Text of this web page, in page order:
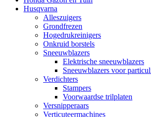
Husqvarna
Alleszuigers
Grondfrezen
Hogedrukreinigers
Onkruid borstels
Sneeuwblazers
Elektrische sneeuwblazers
Sneeuwblazers voor
Verdichters
Stampers
Voorwaardse trilplaten
Versnipperaars
Verticuteermachines